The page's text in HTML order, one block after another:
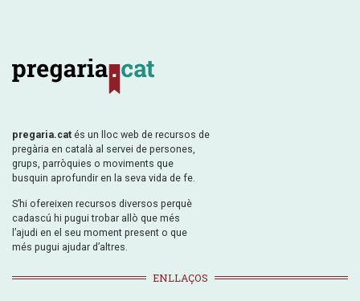
pregaria.cat és un lloc web de recursos de
pregària en català al servei de persones,
grups, parròquies o moviments que
busquin aprofundir en la seva vida de fe.
S’hi ofereixen recursos diversos perquè
cadascú hi pugui trobar allò que més
l’ajudi en el seu moment present o que
més pugui ajudar d’altres.
ENLLAÇOS